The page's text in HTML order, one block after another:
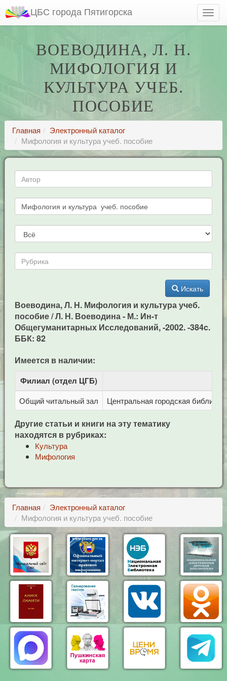
ЦБС города Пятигорска
ВОЕВОДИНА, Л. Н.
МИФОЛОГИЯ И
КУЛЬТУРА УЧЕБ.
ПОСОБИЕ
Главная
Электронный каталог
Мифология и культура учеб. пособие
Искать
Воеводина, Л. Н. Мифология и культура учеб.
пособие / Л. Н. Воеводина - М.: Ин-т
Общегуманитарных Исследований, -2002. -384c.
ББК: 82
Имеется в наличии:
Филиал (отдел ЦГБ)
Общий читальный зал Центральная городская
Другие статьи и книги на эту тематику
находятся в рубриках:
Культура
Мифология
Главная
Электронный каталог
Мифология и культура учеб. пособие